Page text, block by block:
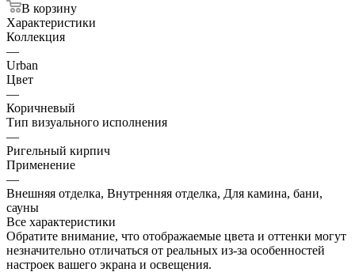
В корзину
Характеристики
Коллекция
—
Urban
Цвет
—
Коричневый
Тип визуального исполнения
—
Ригельный кирпич
Применение
—
Внешняя отделка, Внутренняя отделка, Для камина, бани,
сауны
Все характеристики
Обратите внимание, что отображаемые цвета и оттенки могут
незначительно отличаться от реальных из-за особенностей
настроек вашего экрана и освещения.